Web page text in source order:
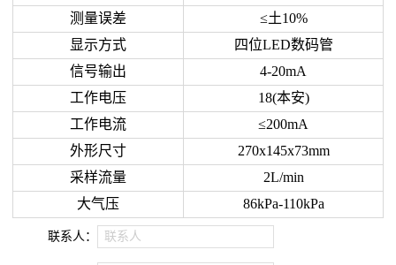
测量误差
≤土10%
显示方式
四位LED数码管
信号输出
4-20mA
工作电压
18(本安)
工作电流
≤200mA
外形尺寸
270x145x73mm
采样流量
2L/min
大气压
86kPa-110kPa
联系人： 联系人